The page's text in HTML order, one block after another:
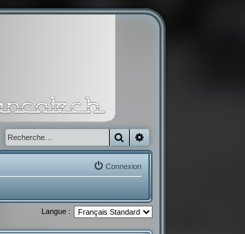
Rechercher
Connexion
Langue :